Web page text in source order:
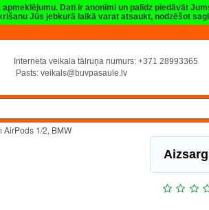
Dati ir anonīmi un palīdz piedāvāt
Jūs jebkurā laikā varat atsaukt, nodzēšot
Interneta veikala tālruņa numurs: +371 28993365
Pasts: veikals@buvpasaule.lv
1/2, BMW